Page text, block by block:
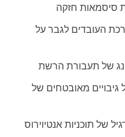
סיסמאות חזקה
העובדים לגבר על
גיבויים מאובטחים של
של תוכניות אנטיוירוס